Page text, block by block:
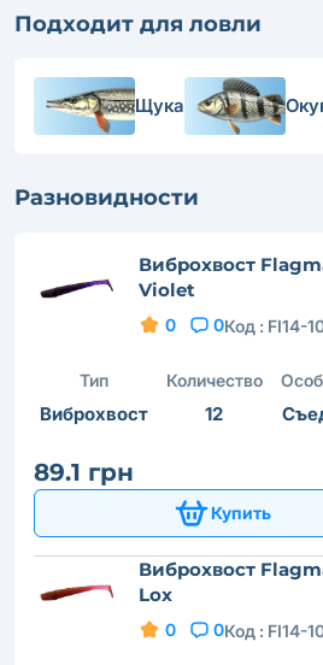
Подходит для ловли
Щука
Разновидности
Виброхвост
Violet
0 0Код : FI14-
Тип
Виброхвост
Количество
12
89.1 грн
Купить
Виброхвост
Lox
0 0Код : FI14-